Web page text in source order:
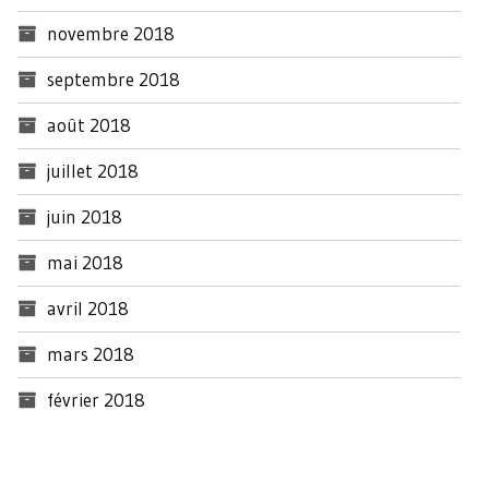
novembre 2018
septembre 2018
août 2018
juillet 2018
juin 2018
mai 2018
avril 2018
mars 2018
février 2018